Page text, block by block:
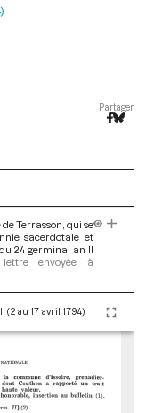
Partager
Terrasson, qui se
sacerdotale et
24 germinal an II
envoyée à
(2 au 17 avril 1794)